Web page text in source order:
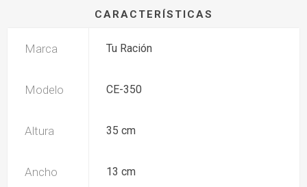
CARACTERÍSTICAS
Marca Tu Ración
Modelo CE-350
Altura 35 cm
Ancho 13 cm